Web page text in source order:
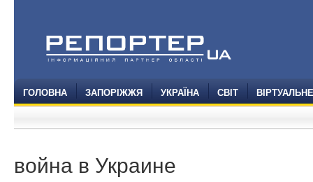
ГОЛОВНА ЗАПОРІЖЖЯ УКРАЇНА СВІТ
война в Украине